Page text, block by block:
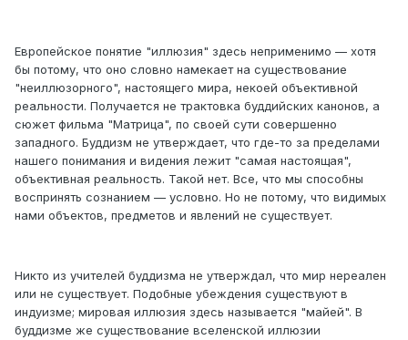
Европейское понятие "иллюзия" здесь неприменимо — хотя
бы потому, что оно словно намекает на существование
"неиллюзорного", настоящего мира, некоей объективной
реальности. Получается не трактовка буддийских канонов, а
сюжет фильма "Матрица", по своей сути совершенно
западного. Буддизм не утверждает, что где-то за пределами
нашего понимания и видения лежит "самая настоящая",
объективная реальность. Такой нет. Все, что мы способны
воспринять сознанием — условно. Но не потому, что видимых
нами объектов, предметов и явлений не существует.
Никто из учителей буддизма не утверждал, что мир нереален
или не существует. Подобные убеждения существуют в
индуизме; мировая иллюзия здесь называется "майей". В
буддизме же существование вселенской иллюзии